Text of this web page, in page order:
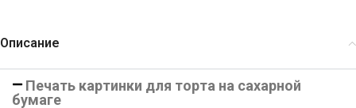
Описание
Печать картинки для торта на сахарной
бумаге